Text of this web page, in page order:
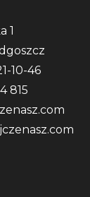
1
10-46
815